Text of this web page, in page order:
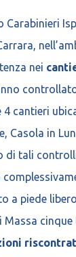
Carabinieri
nei
4 cantieri
Casola in
di tali
a piede
Massa